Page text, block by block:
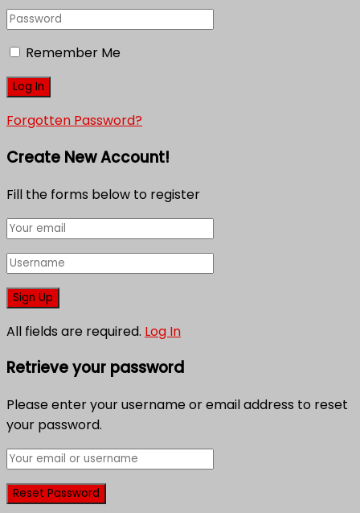
Remember Me
Forgotten Password?
Create New Account!
Fill the forms below to register
All fields are required. Log In
Retrieve your password
Please enter your username or email address to reset
your password.